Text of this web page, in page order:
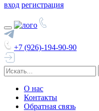
вход регистрация
+7 (926)-194-90-90
О нас
Контакты
Обратная связь